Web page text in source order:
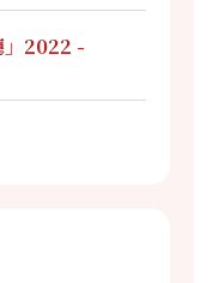
」2022 -